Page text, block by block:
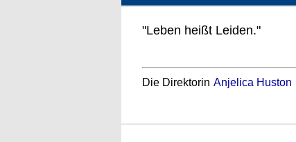
"Leben heißt Leiden."
Die Direktorin Anjelica Huston